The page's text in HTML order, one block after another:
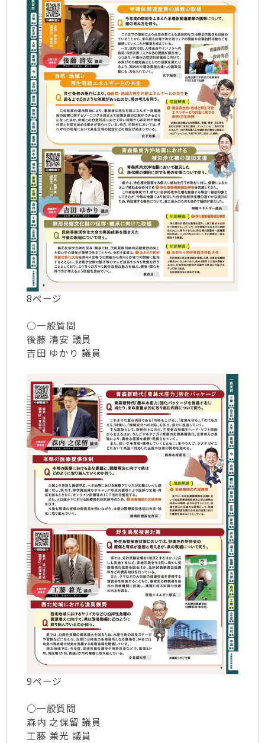
8ページ
○一般質問
後藤 清安 議員
吉田 ゆかり 議員
9ページ
○一般質問
森内 之保留 議員
工藤 兼光 議員